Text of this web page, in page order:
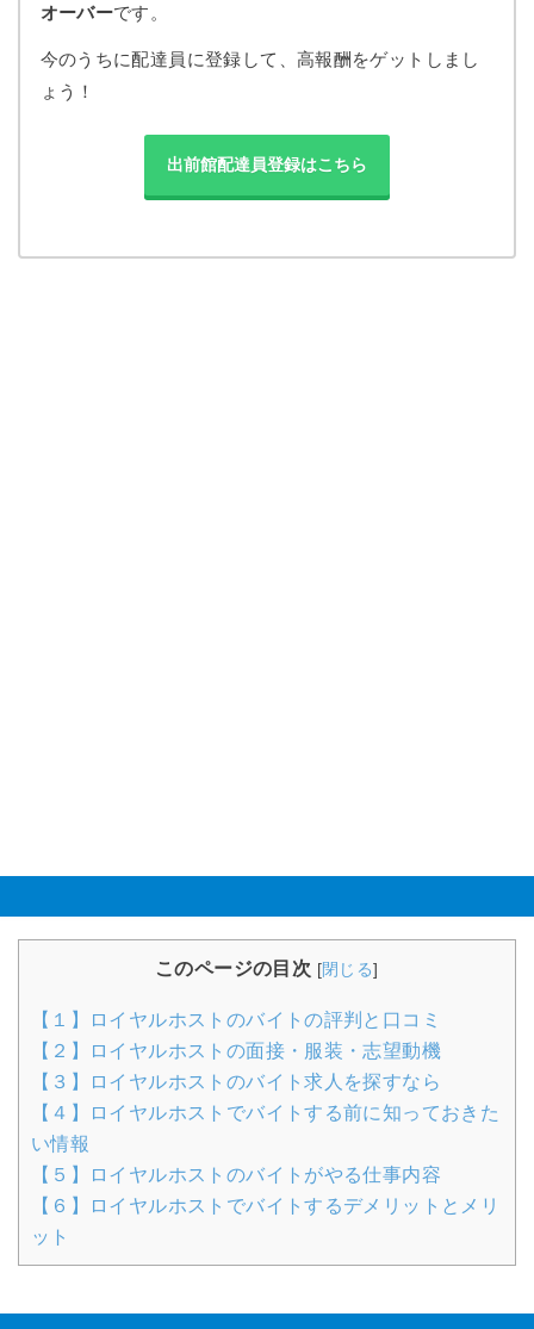
オーバーです。
今のうちに配達員に登録して、高報酬をゲットしまし
ょう！
出前館配達員登録はこちら
このページの目次 [閉じる]
【１】ロイヤルホストのバイトの評判と口コミ
【２】ロイヤルホストの面接・服装・志望動機
【３】ロイヤルホストのバイト求人を探すなら
【４】ロイヤルホストでバイトする前に知っておきた
い情報
【５】ロイヤルホストのバイトがやる仕事内容
【６】ロイヤルホストでバイトするデメリットとメリ
ット